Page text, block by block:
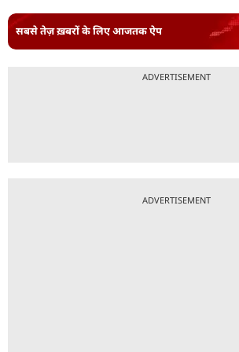
सबसे तेज़ ख़बरों के लिए आजतक ऐप
ADVERTISEMENT
ADVERTISEMENT